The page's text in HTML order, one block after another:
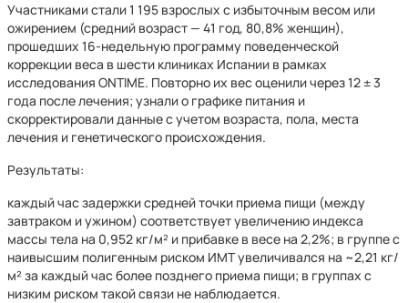
Участниками стали 1 195 взрослых с избыточным весом или
ожирением (средний возраст — 41 год, 80,8% женщин),
прошедших 16-недельную программу поведенческой
коррекции веса в шести клиниках Испании в рамках
исследования ONTIME. Повторно их вес оценили через 12 ± 3
года после лечения; узнали о графике питания и
скорректировали данные с учетом возраста, пола, места
лечения и генетического происхождения.
Результаты:
каждый час задержки средней точки приема пищи (между
завтраком и ужином) соответствует увеличению индекса
массы тела на 0,952 кг/м² и прибавке в весе на 2,2%; в группе с
наивысшим полигенным риском ИМТ увеличивался на ~2,21 кг/
м² за каждый час более позднего приема пищи; в группах с
низким риском такой связи не наблюдается.